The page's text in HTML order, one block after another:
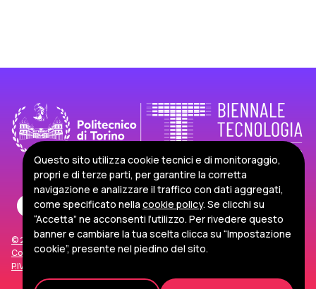
© 2026 Politecnico di Torino
Corso Duca degli Abruzzi, 24 - 10129 Torino, Italia
P.IVA/C.F. 00518460019
Questo sito utilizza cookie tecnici e di monitoraggio,
propri e di terze parti, per garantire la corretta
navigazione e analizzare il traffico con dati aggregati,
come specificato nella cookie policy. Se clicchi su
“Accetta” ne acconsenti l’utilizzo. Per rivedere questo
banner e cambiare la tua scelta clicca su “Impostazione
cookie”, presente nel piedino del sito.